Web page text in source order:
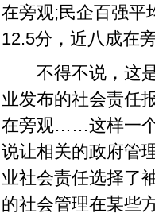
在旁观;民企百强平
12.5分，近八成在
不得不说，这是
业发布的社会责任
在旁观……这样一个
说让相关的政府管
业社会责任选择了
的社会管理在某些